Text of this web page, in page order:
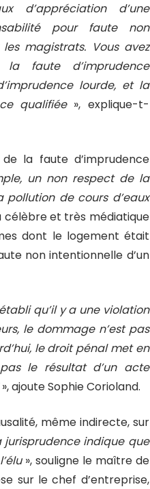
d’appréciation d’une
pour faute non
magistrats. Vous avez
la faute d’imprudence
lourde, et la
qualifiée», explique-t-
de la faute d’imprudence
un non respect de la
de cours d’eaux
célèbre et très médiatique
dont le logement était
non intentionnelle d’un
qu’il y a une violation
le dommage n’est pas
le droit pénal met en
le résultat d’un acte
», ajoute Sophie Corioland.
même indirecte, sur
jurisprudence indique que
», souligne le maître de
sur le chef d’entreprise,